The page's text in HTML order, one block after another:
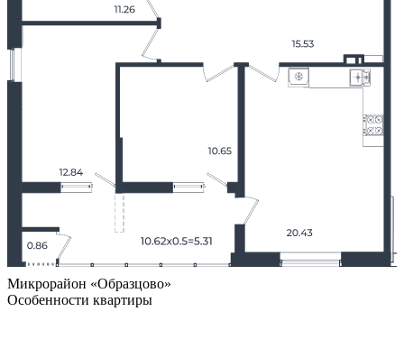
Микрорайон «Образцово»
Особенности квартиры